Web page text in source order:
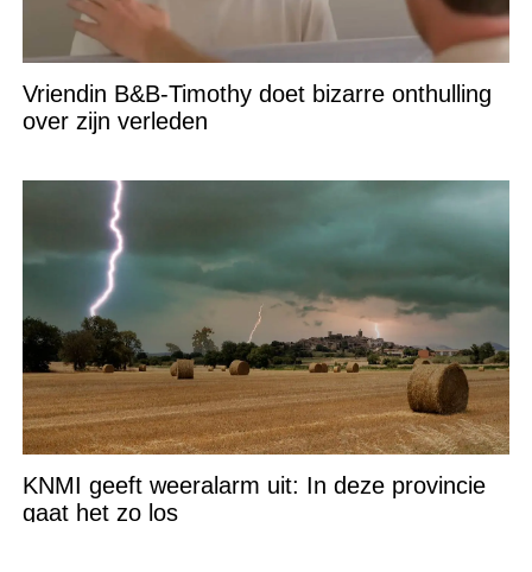
Vriendin B&B-Timothy doet bizarre onthulling
over zijn verleden
KNMI geeft weeralarm uit: In deze provincie
gaat het zo los